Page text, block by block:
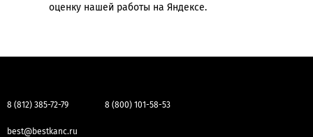
оценку нашей работы на Яндексе.
8 (812) 385-72-79 8 (800) 101-58-53
best@bestkanc.ru